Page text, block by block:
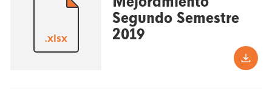
.xlsx
Segundo Semestre
2019